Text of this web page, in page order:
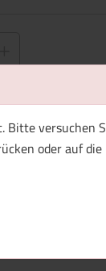
Bitte versuchen
oder auf die
90%